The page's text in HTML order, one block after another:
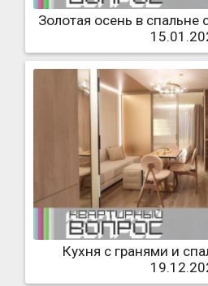
Золотая осень в спальне
Кухня с гранями и